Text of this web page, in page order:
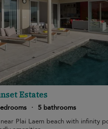
Estates
·
5 bathrooms
Plai Laem beach with infinity